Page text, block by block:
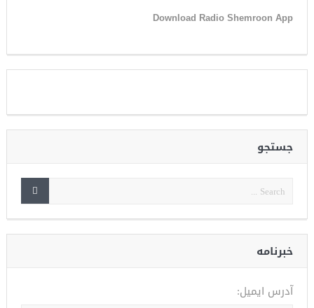
Download Radio Shemroon App
جستجو
خبرنامه
آدرس ایمیل: